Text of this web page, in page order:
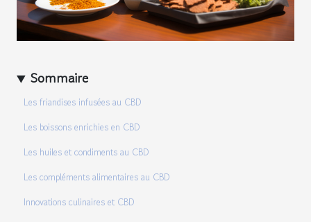
Sommaire
Les friandises infusées au CBD
Les boissons enrichies en CBD
Les huiles et condiments au CBD
Les compléments alimentaires au CBD
Innovations culinaires et CBD